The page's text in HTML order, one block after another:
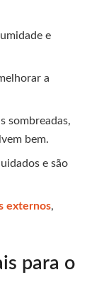
e
a
sombreadas,
bem.
e são
externos,
para o